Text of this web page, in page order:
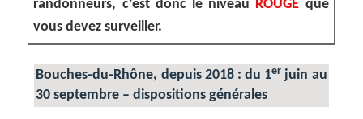
randonneurs, c’est donc le niveau ROUGE que
vous devez surveiller.
Bouches-du-Rhône, depuis 2018 : du 1er juin au
30 septembre – dispositions générales